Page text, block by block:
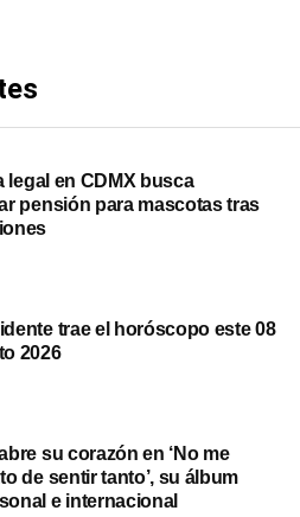
legal en CDMX busca
pensión para mascotas tras
trae el horóscopo este 08
2026
su corazón en ‘No me
de sentir tanto’, su álbum
e internacional